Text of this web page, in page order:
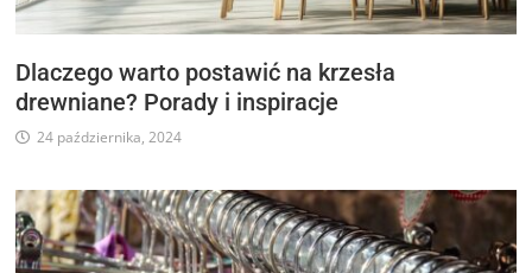
Dlaczego warto postawić na krzesła
drewniane? Porady i inspiracje
24 października, 2024